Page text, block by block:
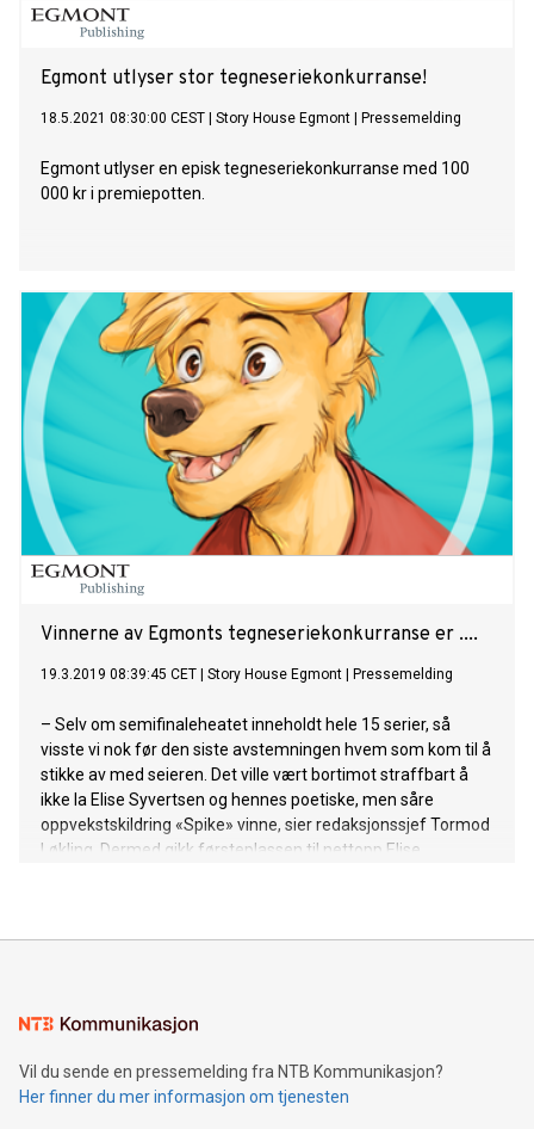
Egmont utlyser stor tegneseriekonkurranse!
18.5.2021 08:30:00 CEST Story House Egmont Pressemelding
Egmont utlyser en episk tegneseriekonkurranse med 100
000 kr i premiepotten.
Vinnerne av Egmonts tegneseriekonkurranse er ....
19.3.2019 08:39:45 CET Story House Egmont Pressemelding
– Selv om semifinaleheatet inneholdt hele 15 serier, så
visste vi nok før den siste avstemningen hvem som kom til å
stikke av med seieren. Det ville vært bortimot straffbart å
ikke la Elise Syvertsen og hennes poetiske, men såre
oppvekstskildring «Spike» vinne, sier redaksjonssjef Tormod
Løkling. Dermed gikk førsteplassen til nettopp Elise
Vil du sende en pressemelding fra NTB Kommunikasjon?
Her finner du mer informasjon om tjenesten